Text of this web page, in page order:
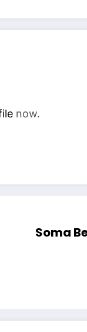
now.
Soma